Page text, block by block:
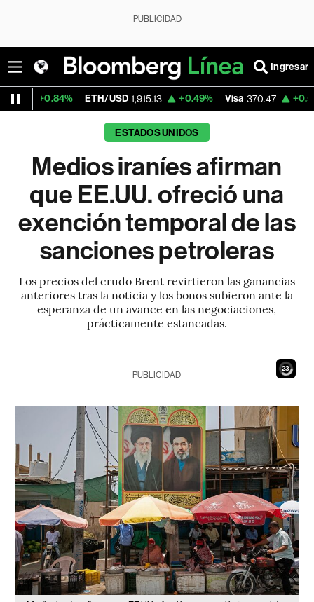
PUBLICIDAD
Ingresar
ETH/USD 1,915.13 +0.49% Visa 370.47 +0.52%
ESTADOS UNIDOS
Medios iraníes afirman
que EE.UU. ofreció una
exención temporal de las
sanciones petroleras
Los precios del crudo Brent revirtieron las ganancias
anteriores tras la noticia y los bonos subieron ante la
esperanza de un avance en las negociaciones,
prácticamente estancadas.
21
PUBLICIDAD